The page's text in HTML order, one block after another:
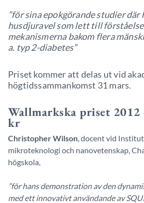
”för sina epokgörande studier
husdjuravel som lett till
mekanismerna bakom flera
a. typ 2-diabetes”
Priset kommer att delas ut vid
högtidssammankomst 31 mars.
Wallmarkska priset 2012
kr
Christopher Wilson, docent vid
mikroteknologi och nanovetenskap,
högskola,
”för hans demonstration av den
med ett innovativt användande av